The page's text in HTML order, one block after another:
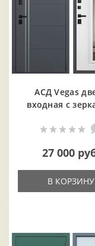
АСД Vegas
входная с
27 000
В КОРЗИНУ